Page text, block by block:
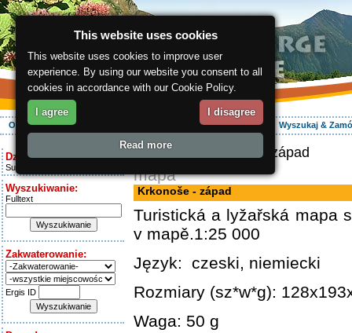
O regionie Aktywnie Zakwaterowanie Wyszukaj &
Dziś jest:
Sunday 9.08.2026
Wyszukiwanie:
Fulltext
Zakwaterowanie:
Ergis ID
ergis.cz > Krkonoše - západ
mapa
Krkonoše - západ
Turistická a lyžařská mapa
v mapě.1:25 000
Język: czeski, niemiecki
Rozmiary (sz*w*g):
Waga: 50 g
This website uses cookies
This website uses cookies to improve user
experience. By using our website you consent to all
cookies in accordance with our Cookie Policy.
I agree I disagree
Read more